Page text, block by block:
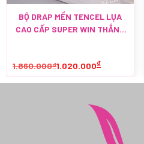
BỘ DRAP MỀN TENCEL LỤA
CAO CẤP SUPER WIN THẮNG
1.860.000₫1.020.000₫